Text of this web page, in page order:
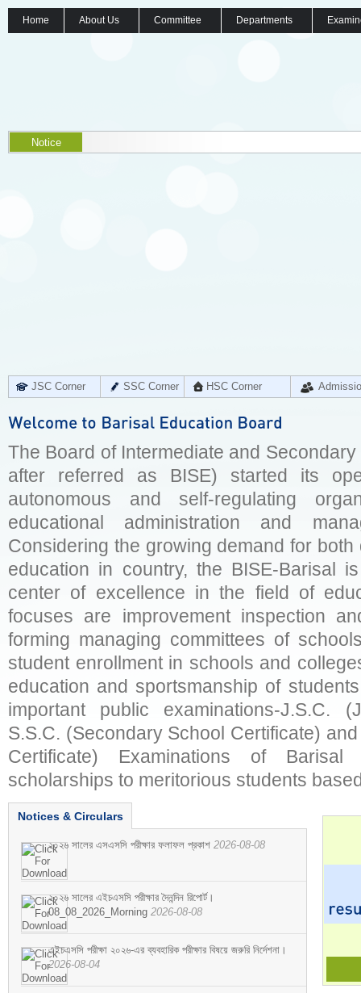
Home About Us Committee Departments
Notice
JSC Corner SSC Corner HSC Corner
The Board of Intermediate and
after referred as BISE) started its
autonomous and self-regulating
educational administration and
Considering the growing demand for
education in country, the BISE-Barisal
center of excellence in the field of
focuses are improvement inspection
forming managing committees of
student enrollment in schools and
education and sportsmanship of
important public examinations-J.S.C.
S.S.C. (Secondary School Certificate)
Certificate) Examinations of
scholarships to meritorious students
Notices & Circulars
২০২৬ সালের এসএসসি পরীক্ষার ফলাফল প্রকাশ 2026-08-08
২০২৬ সালের এইচএসসি পরীক্ষার দৈনন্দিন রিপোর্ট।
08_08_2026_Morning 2026-08-08
এইচএসসি পরীক্ষা ২০২৬-এর ব্যবহারিক পরীক্ষার বিষয়ে জরুরি নির্দেশনা।
2026-08-04